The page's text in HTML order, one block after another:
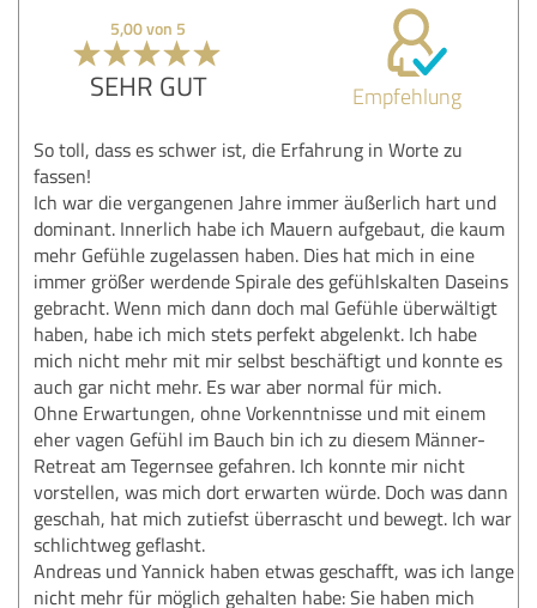
5,00 von 5
SEHR GUT Empfehlung
So toll, dass es schwer ist, die Erfahrung in Worte zu
fassen!
Ich war die vergangenen Jahre immer äußerlich hart und
dominant. Innerlich habe ich Mauern aufgebaut, die kaum
mehr Gefühle zugelassen haben. Dies hat mich in eine
immer größer werdende Spirale des gefühlskalten Daseins
gebracht. Wenn mich dann doch mal Gefühle überwältigt
haben, habe ich mich stets perfekt abgelenkt. Ich habe
mich nicht mehr mit mir selbst beschäftigt und konnte es
auch gar nicht mehr. Es war aber normal für mich.
Ohne Erwartungen, ohne Vorkenntnisse und mit einem
eher vagen Gefühl im Bauch bin ich zu diesem Männer-
Retreat am Tegernsee gefahren. Ich konnte mir nicht
vorstellen, was mich dort erwarten würde. Doch was dann
geschah, hat mich zutiefst überrascht und bewegt. Ich war
schlichtweg geflasht.
Andreas und Yannick haben etwas geschafft, was ich lange
nicht mehr für möglich gehalten habe: Sie haben mich